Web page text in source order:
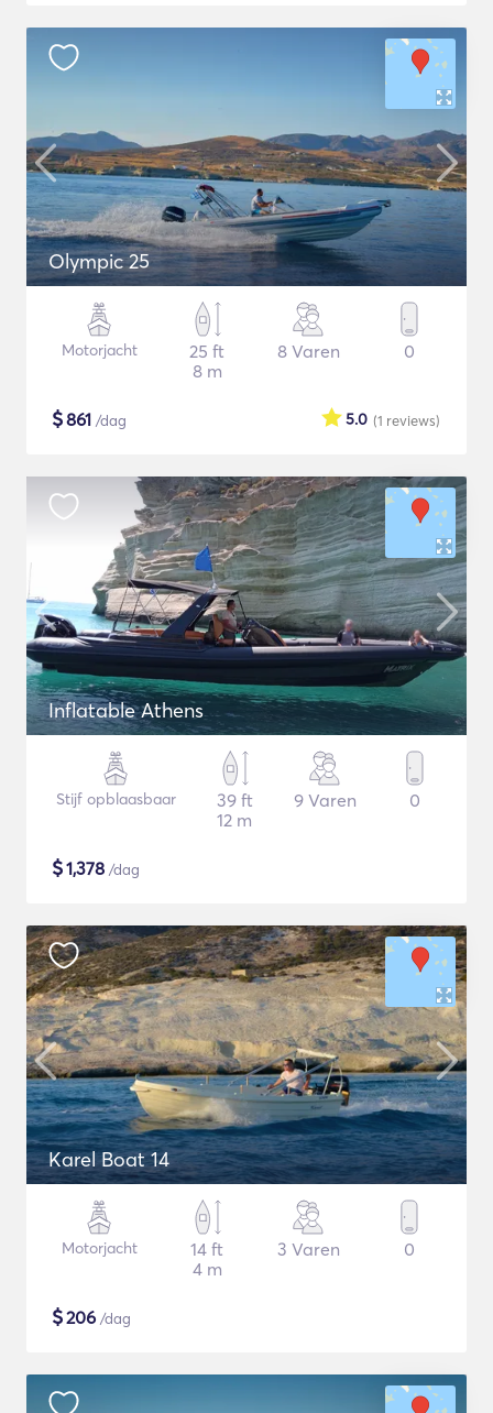
Olympic 25
Motorjacht
25 ft
8 m
8 Varen 0
$861 /dag (1 reviews)
5.0
Inflatable Athens
Stijf opblaasbaar
39 ft
12 m
9 Varen 0
$1,378 /dag
Karel Boat 14
Motorjacht
14 ft
4 m
3 Varen 0
$206 /dag